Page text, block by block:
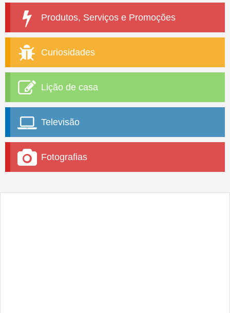
Produtos, Serviços e Promoções
Curiosidades
Lição de casa
Televisão
Fotografias